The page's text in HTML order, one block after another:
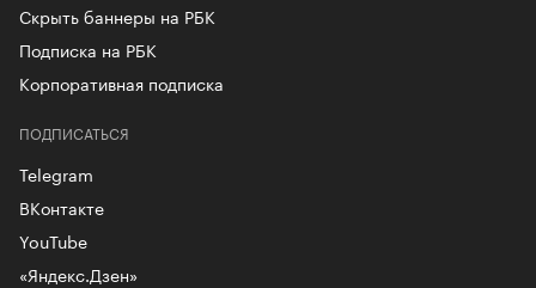
Скрыть баннеры на РБК
Подписка на РБК
Корпоративная подписка
ПОДПИСАТЬСЯ
Telegram
ВКонтакте
YouTube
«Яндекс.Дзен»